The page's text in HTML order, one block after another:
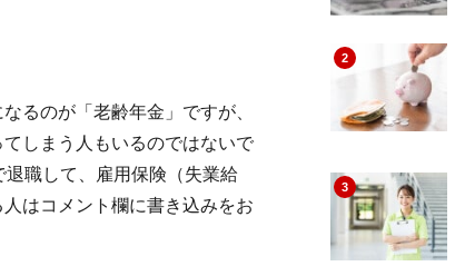
るのが「老齢年金」ですが、
しまう人もいるのではないで
職して、雇用保険（失業給
はコメント欄に書き込みをお
2
3